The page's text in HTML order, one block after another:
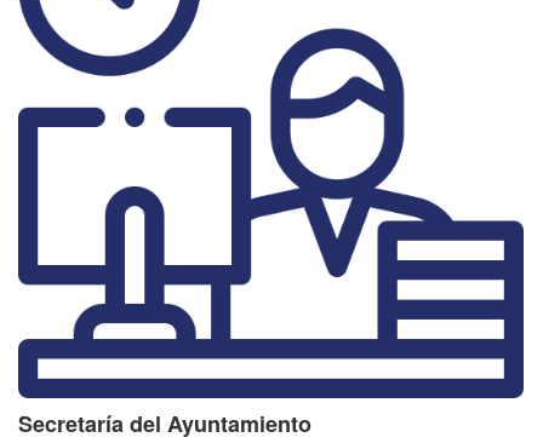
Secretaría del Ayuntamiento